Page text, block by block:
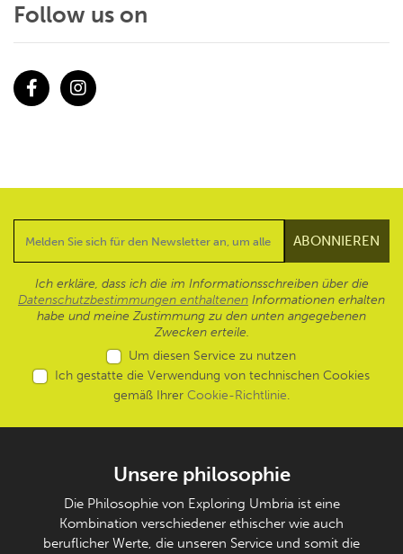
Follow us on
Ich erkläre, dass ich die im Informationsschreiben über die
Datenschutzbestimmungen enthaltenen Informationen erhalten
habe und meine Zustimmung zu den unten angegebenen
Zwecken erteile.
Um diesen Service zu nutzen
Ich gestatte die Verwendung von technischen Cookies
gemäß Ihrer Cookie-Richtlinie.
Unsere philosophie
Die Philosophie von Exploring Umbria ist eine
Kombination verschiedener ethischer wie auch
beruflicher Werte, die unseren Service und somit die